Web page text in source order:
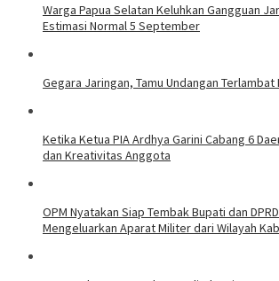
Warga Papua Selatan Keluhkan Gangguan
Estimasi Normal 5 September
Gegara Jaringan, Tamu Undangan Terlambat
Ketika Ketua PIA Ardhya Garini Cabang 6
dan Kreativitas Anggota
OPM Nyatakan Siap Tembak Bupati dan
Mengeluarkan Aparat Militer dari Wilayah